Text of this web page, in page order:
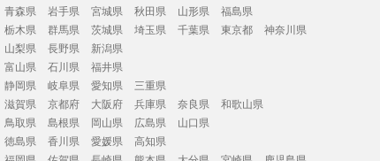
青森県 岩手県 宮城県 秋田県 山形県
福島県
栃木県 群馬県 茨城県 埼玉県 千葉県 東京都
神奈川県
山梨県 長野県
新潟県
富山県 石川県
福井県
静岡県 岐阜県 愛知県
三重県
滋賀県 京都府 大阪府 兵庫県 奈良県
和歌山県
鳥取県 島根県 岡山県 広島県
山口県
徳島県 香川県 愛媛県
高知県